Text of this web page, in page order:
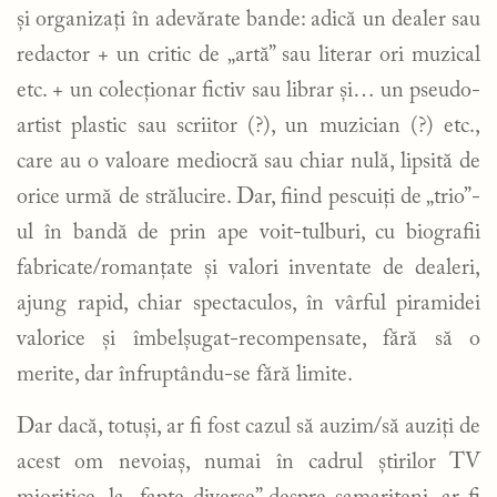
și organizați în adevărate bande: adică un dealer sau
redactor + un critic de „artă” sau literar ori muzical
etc. + un colecționar fictiv sau librar și… un pseudo-
artist plastic sau scriitor (?), un muzician (?) etc.,
care au o valoare mediocră sau chiar nulă, lipsită de
orice urmă de strălucire. Dar, fiind pescuiți de „trio”-
ul în bandă de prin ape voit-tulburi, cu biografii
fabricate/romanțate și valori inventate de dealeri,
ajung rapid, chiar spectaculos, în vârful piramidei
valorice și îmbelșugat-recompensate, fără să o
merite, dar înfruptându-se fără limite.
Dar dacă, totuși, ar fi fost cazul să auzim/să auziți de
acest om nevoiaș, numai în cadrul știrilor TV